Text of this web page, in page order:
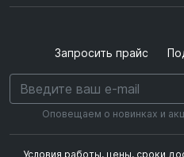
Запросить прайс
Оповещаем о новинках и
Условия работы, цены, сроки